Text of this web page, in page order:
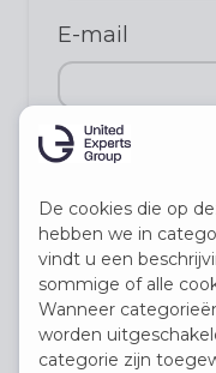
E-mail
Telefoon
Profiel
De cookies die op
hebben we in
vindt u een
sommige of alle
Wanneer
worden
categorie zijn